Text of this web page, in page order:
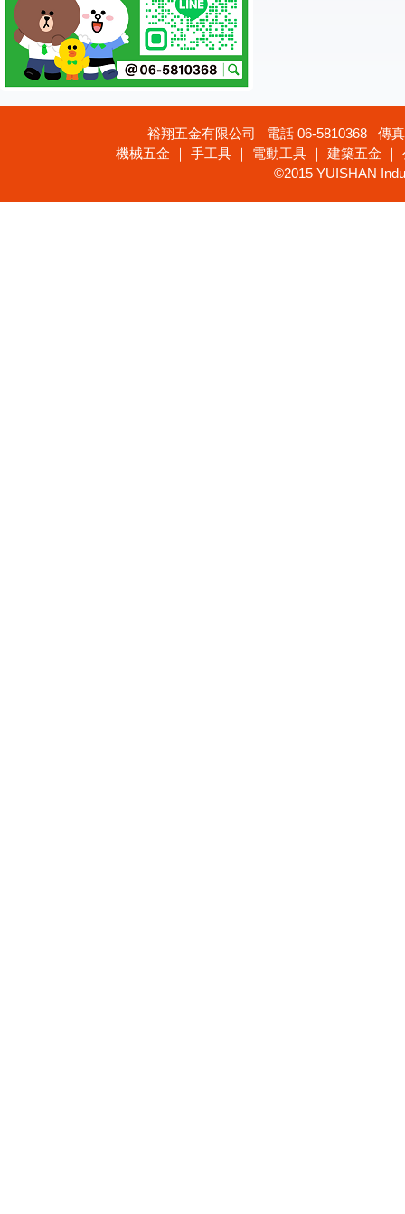
裕翔五金有限公司 電話 06-5810368 傳
機械五金 ｜ 手工具 ｜ 電動工具 ｜ 建築五金
©2015 YUISHAN